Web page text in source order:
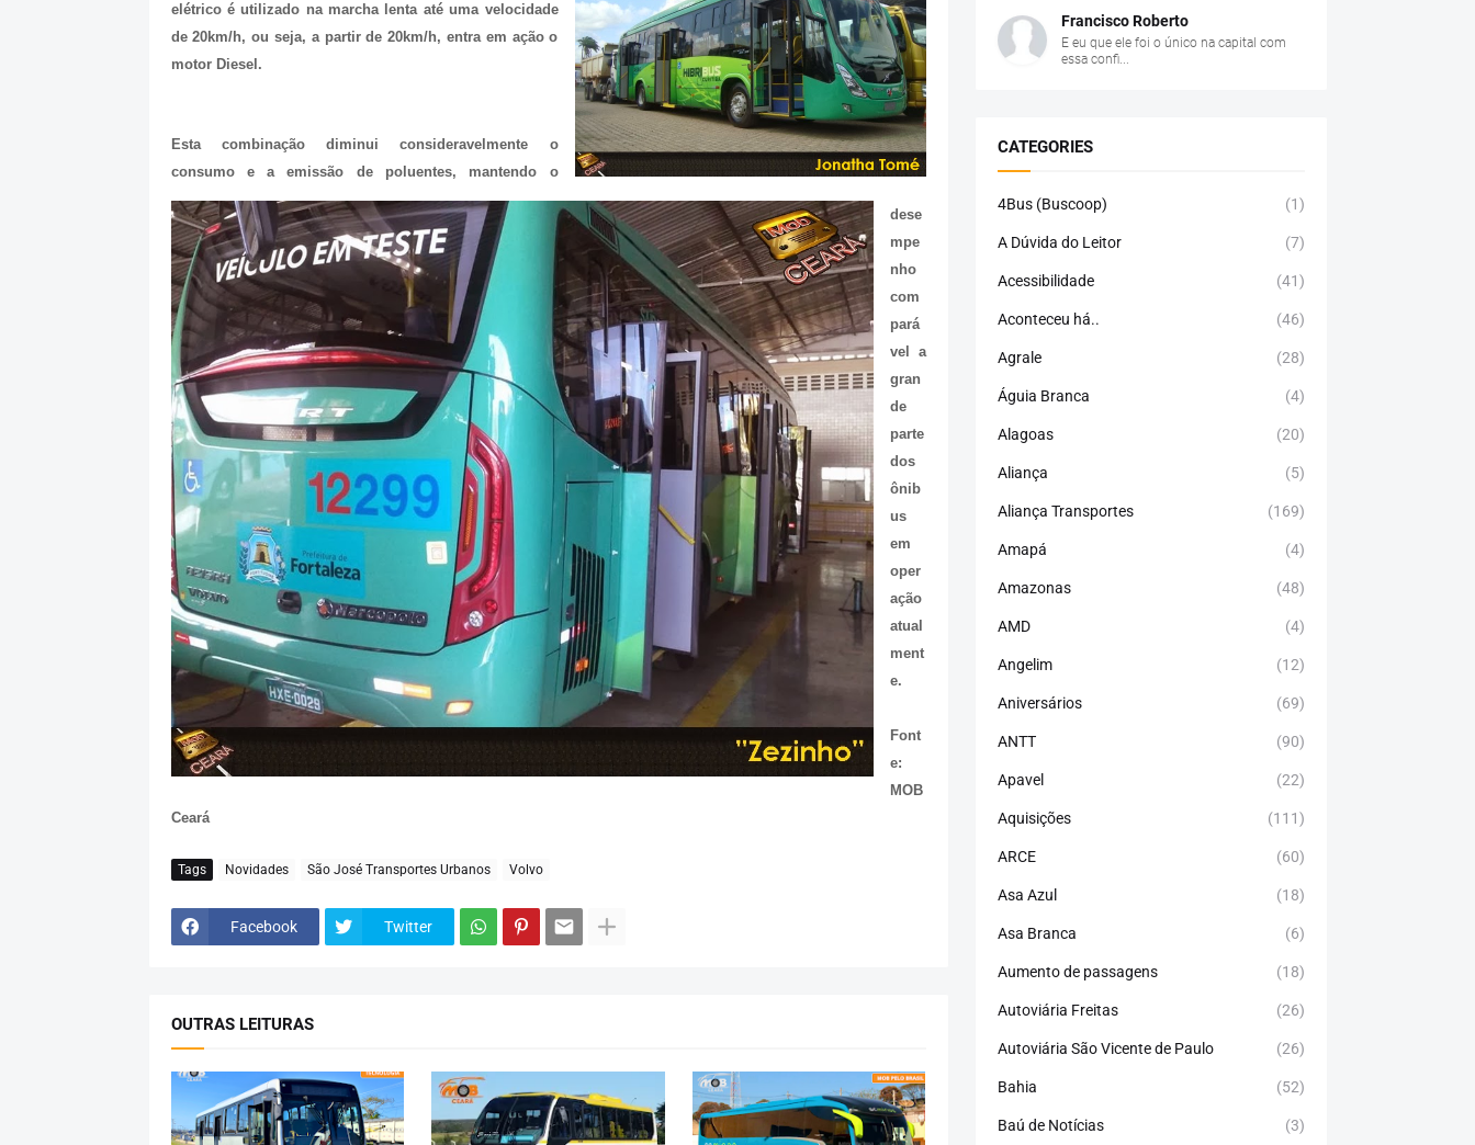
elétrico é utilizado na marcha lenta até uma velocidade
de 20km/h, ou seja, a partir de 20km/h, entra em ação o
motor Diesel.
Esta combinação diminui consideravelmente o
consumo e a emissão de poluentes, mantendo o
dese
mpe
nho
com
pará
vel a
gran
de
parte
dos
ônib
us
em
oper
ação
atual
ment
e.
Font
e:
MOB
Ceará
Tags Novidades São José Transportes Urbanos Volvo
Facebook Twitter
OUTRAS LEITURAS
Francisco Roberto
E eu que ele foi o único na capital com
essa confi...
CATEGORIES
4Bus (Buscoop) (1)
A Dúvida do Leitor (7)
Acessibilidade (41)
Aconteceu há.. (46)
Agrale (28)
Águia Branca (4)
Alagoas (20)
Aliança (5)
Aliança Transportes (169)
Amapá (4)
Amazonas (48)
AMD (4)
Angelim (12)
Aniversários (69)
ANTT (90)
Apavel (22)
Aquisições (111)
ARCE (60)
Asa Azul (18)
Asa Branca (6)
Aumento de passagens (18)
Autoviária Freitas (26)
Autoviária São Vicente de Paulo (26)
Bahia (52)
Baú de Notícias (3)